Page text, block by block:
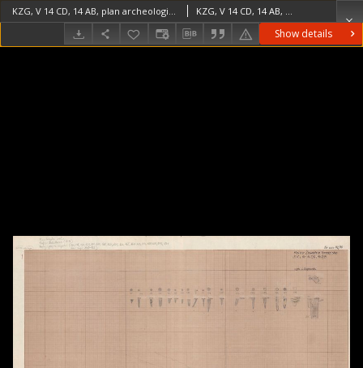
Show details
KZG, V 14 CD, 14 AB, plan archeologiczny (szkic) wykopu, profile słupków KZG, V 14 CD, 14 AB, plan archeologiczny (szkic) wykopu, profile słupków średniowiecze wczesne